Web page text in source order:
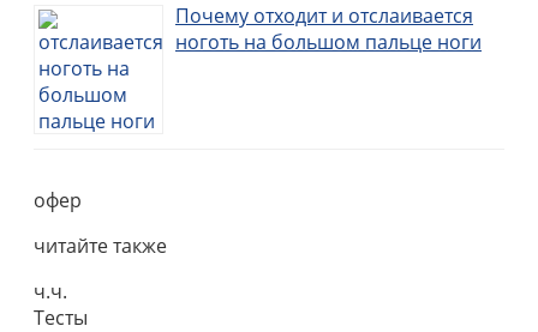
Почему отходит и отслаивается
ноготь на большом пальце ноги
офер
читайте также
ч.ч.
Тесты